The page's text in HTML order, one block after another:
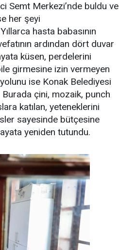
Semt Merkezi’nde buldu ve
her şeyi
hasta babasının
ardından dört duvar
küsen, perdelerini
girmesine izin vermeyen
yolunu ise Konak Belediyesi
çini, mozaik, punch
katılan, yeteneklerini
sayesinde bütçesine
yeniden tutundu.